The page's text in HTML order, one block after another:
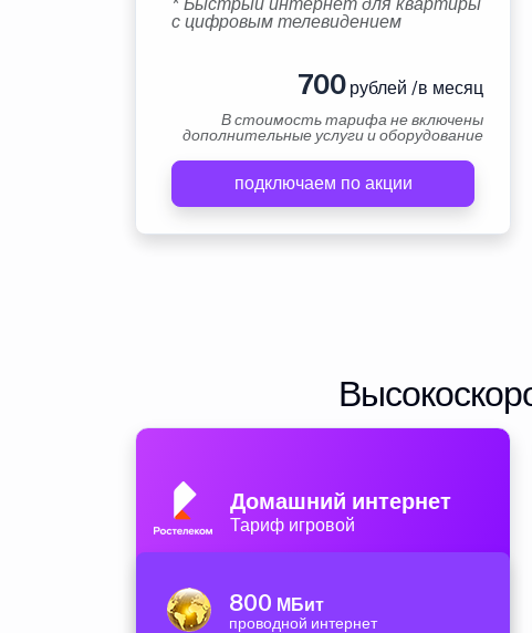
с цифровым телевидением
700рублей /в месяц
В стоимость тарифа не включены
дополнительные услуги и оборудование
подключаем по акции
Домашний интернет
Тариф игровой
800 МБит
проводной интернет